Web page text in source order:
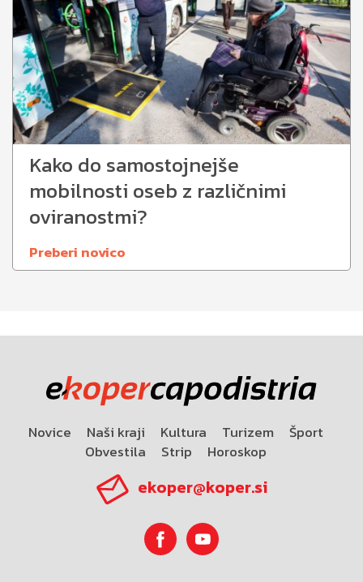
Kako do samostojnejše
mobilnosti oseb z različnimi
oviranostmi?
Preberi novico
Novice Naši kraji Kultura Turizem
Šport
Obvestila
Strip Horoskop
ekoper@koper.si